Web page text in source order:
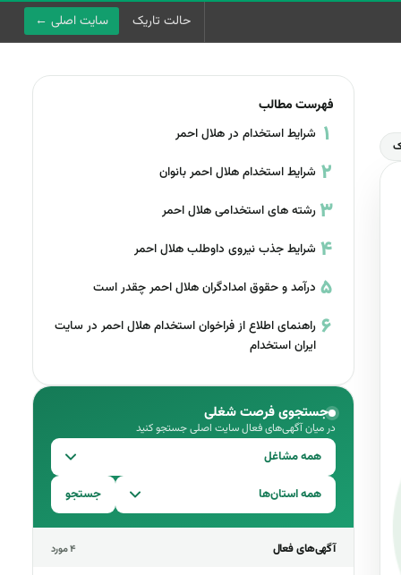
حالت تاریک سایت اصلی ←
استخدام و قوانین
استخدام دولتی
قانون کار
گوناگون
مشاهده آگهی‌های فعال در سایت اصلی ←
فهرست مطالب
شرایط استخدام در هلال احمر
شرایط استخدام هلال احمر بانوان
رشته های استخدامی هلال احمر
شرایط جذب نیروی داوطلب هلال احمر
درآمد و حقوق امدادگران هلال احمر چقدر است
راهنمای اطلاع از فراخوان استخدام هلال احمر در سایت
ایران استخدام
جستجوی فرصت شغلی
در میان آگهی‌های فعال سایت اصلی جستجو کنید
همه مشاغل
همه استان‌ها جستجو
آگهی‌های فعال ۴ مورد